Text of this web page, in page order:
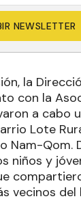
NEWSLETTER
la
con la
a cabo
Lote
Nam-Qom.
niños y
vecinos del